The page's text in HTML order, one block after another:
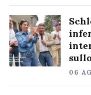
06